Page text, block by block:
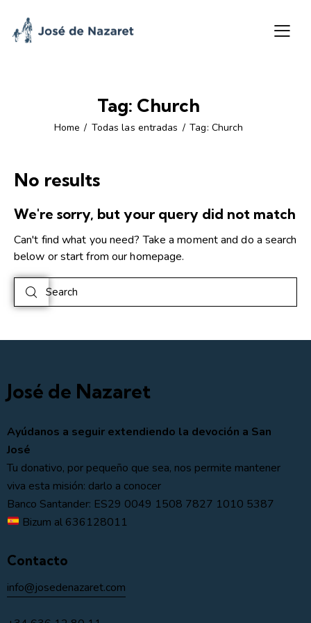
Tag: Church
Home Todas las entradas Tag: Church
No results
We're sorry, but your query did not match
Can't find what you need? Take a moment and do a search
below or start from our homepage.
José de Nazaret
Ayúdanos a seguir extendiendo la devoción a San
José
Tu donativo, por pequeño que sea, nos permite mantener
viva esta misión: darlo a conocer
Banco Santander: ES29 0049 1508 7827 1010 5387
Bizum al 636128011
Contacto
info@josedenazaret.com